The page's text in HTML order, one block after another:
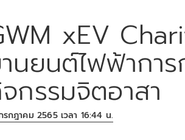
xEV
นยนต์ไฟฟ้ากา
กรรมจิตอาสา
รกฎาคม 2565 เวลา 16:44 น.